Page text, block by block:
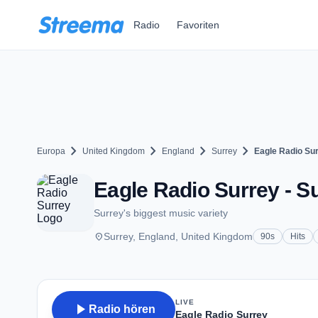
Radio Favoriten
Europa chevron_right United Kingdom chevron_right England chevron_right Surrey chevron_right Eagle Radio
Eagle Radio Surrey -
Surrey's biggest music variety
placeSurrey, England, United Kingdom 90s Hits
play_arrow Radio hören
LIVE
Eagle Radio Surrey